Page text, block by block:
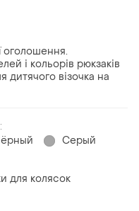
оголошення.
і кольорів рюкзаків
дитячого візочка на
Серый
для колясок